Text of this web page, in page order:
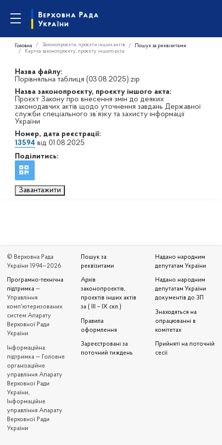
Головна Законопроєкти, проєкти інших актів
Пошук за реквізитами
Картка законопроєкту, проєкту іншого акта
Назва файлу:
Порівняльна таблиця (03.08.2025).zip
Назва законопроєкту, проєкту іншого акта:
Проєкт Закону про внесення змін до деяких
законодавчих актів щодо уточнення завдань Державної
служби спеціального зв’язку та захисту інформації
України
Номер, дата реєстрації:
13594 від 01.08.2025
Поділитись:
Завантажити
© Верховна Рада
України 1994—2026
Програмно-технічна
підтримка —
Управління
комп'ютеризованих
систем Апарату
Верховної Ради
України
Iнформаційна
підтримка — Головне
організаційне
управління Апарату
Верховної Ради
України,
Інформаційне
управління Апарату
Верховної Ради
України
Пошук за
реквізитами
Архів
законопроєктів,
проєктів інших актів
за ( III – IX скл.)
Правила
оформлення
Зареєстровані за
поточний тиждень
Надано народним
депутатам України
Надано народним
депутатам України
документів до ЗП
Знаходяться на
опрацюванні в
комітетах
Прийняті на поточній
сесії